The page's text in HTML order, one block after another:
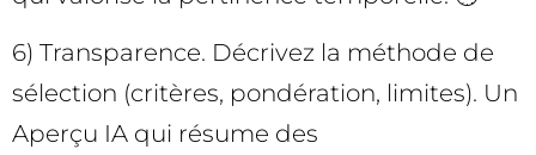
6) Transparence. Décrivez la méthode de
sélection (critères, pondération, limites). Un
Aperçu IA qui résume des